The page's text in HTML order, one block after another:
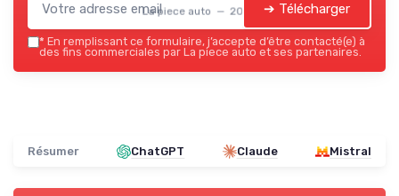
La piece auto — 2026 ➔ Télécharger
* En remplissant ce formulaire, j’accepte d’être contacté(e) à
des fins commerciales par La piece auto et ses partenaires.
Résumer ChatGPT Claude Mistral